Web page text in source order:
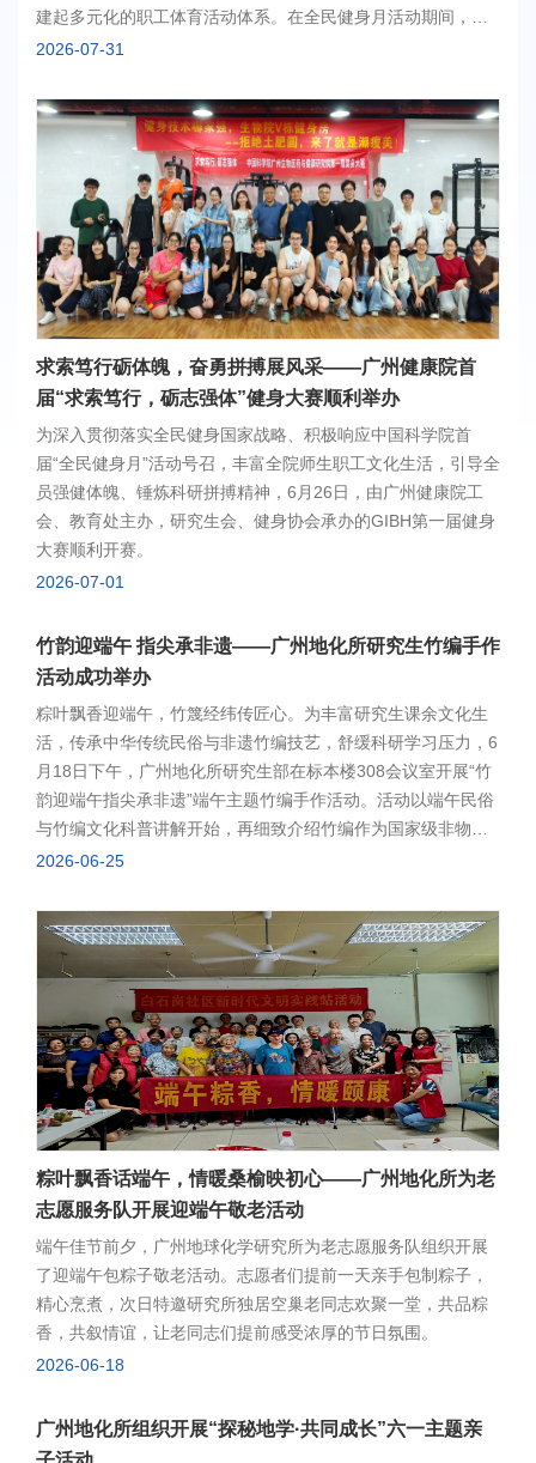
建起多元化的职工体育活动体系。在全民健身月活动期间，各
类体育兴趣小组持续系统化、常态化组织开展特色体育活动，
了职工参与体育运动的积极性。除专项兴趣小组活动外，健步
走、跑步、徒步、骑行、力量训练等日常运动项目也成为广大
职工的灵活健身选择，大家主动参与各类日常健身活动，全员
健身、主动运动的热情持续高涨。积极向上的运动氛围、良好
的身心状态，也为研究所各项科研工作高效、顺利开展筑牢了
身心基础，赋能科研攻关工作顺利开展。完善的硬件设施和充
足的经费保障，是职工体育工作长效开展的重要支撑。研究所
工会长期聚焦职工健身需求，在活动场地、专项经费等方面给
予持续、稳定的保障支持。今年以来，研究所持续升级优化体
育硬件设施，已顺利改造建成一块气排球专用场地，进一步满
足职工专项运动需求；同时，乒乓球室更新改造项目稳步推
健身活动、丰富职工体育生活提供优质完备的基础条件。
2026-07-31
求索笃行砺体魄，奋勇拼搏展风采——广州健康院首
届“求索笃行，砺志强体”健身大赛顺利举办
为深入贯彻落实全民健身国家战略、积极响应中国科学院首
届“全民健身月”活动号召，丰富全院师生职工文化生活，引导全
员强健体魄、锤炼科研拼搏精神，6月26日，由广州健康院工
会、教育处主办，研究生会、健身协会承办的GIBH第一届健身
大赛顺利开赛。
2026-07-01
竹韵迎端午 指尖承非遗——广州地化所研究生竹编手作
活动成功举办
粽叶飘香迎端午，竹篾经纬传匠心。为丰富研究生课余文化生
活，传承中华传统民俗与非遗竹编技艺，舒缓科研学习压力，6
月18日下午，广州地化所研究生部在标本楼308会议室开展“竹
韵迎端午指尖承非遗”端午主题竹编手作活动。活动以端午民俗
与竹编文化科普讲解开始，再细致介绍竹编作为国家级非物质
文化遗产的发展脉络、艺术特色与实用特性，让同学们在动手
置端午竹编画框、竹编挂件两类创作品类，实操环节，根据竹
编“挑、压、穿、绕”核心技法，从竹篾梳理、框架定型到纹样编
织、流苏装饰，指尖穿梭于纤细竹篾之间，经纬交错、循序渐
进。现场氛围轻松温馨，同学们相互交流编织技巧，彼此帮忙
调整造型，在慢节奏手作中暂时放下科研忙碌，沉浸式感受传
统手工艺的独特魅力。大家结合自身创意自由搭配颜色、纹
样、流苏配饰，一件件精巧别致、独一无二的竹编作品陆续成
型。翠绿竹篾搭配端午吉祥元素，简约雅致又饱含节日祝福，
成为专属端午纪念。参加活动的同学表示，平日里长期埋头实
验、看文献，难得有机会在竹篾编织的过程中真切体会传统竹
篾编织的魅力和“慢工出细活”的匠心内涵。此次活动将端午佳节
知认同，也增进了同学之间的交流互动，凝心聚力。竹编手作
活动也是研究生部推进传统文化美育、丰富研究生精神文化生
活的重要实践。后续，研究生部将持续围绕传统节日、非遗文
化推出更多特色主题活动，以文化浸润青年学子文化自信，引
导广大研究生在深耕科研的同时，传承中华优秀传统文化，做
2026-06-25
粽叶飘香话端午，情暖桑榆映初心——广州地化所为老
志愿服务队开展迎端午敬老活动
端午佳节前夕，广州地球化学研究所为老志愿服务队组织开展
了迎端午包粽子敬老活动。志愿者们提前一天亲手包制粽子，
精心烹煮，次日特邀研究所独居空巢老同志欢聚一堂，共品粽
香，共叙情谊，让老同志们提前感受浓厚的节日氛围。
2026-06-18
广州地化所组织开展“探秘地学·共同成长”六一主题亲